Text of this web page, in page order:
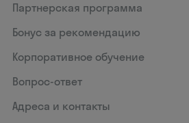
Партнерская программа
Бонус за рекомендацию
Корпоративное обучение
Вопрос-ответ
Адреса и контакты